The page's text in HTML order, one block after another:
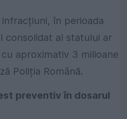
în perioada
consolidat al statului ar
aproximativ 3 milioane
Poliția Română.
preventiv în dosarul